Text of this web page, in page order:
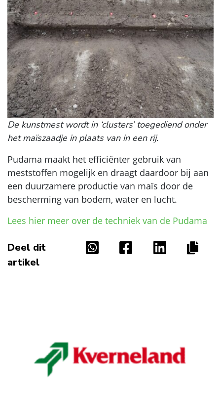
De kunstmest wordt in ‘clusters’ toegediend onder
het maïszaadje in plaats van in een rij.
Pudama maakt het efficiënter gebruik van
meststoffen mogelijk en draagt daardoor bij aan
een duurzamere productie van maïs door de
bescherming van bodem, water en lucht.
Lees hier meer over de techniek van de Pudama
Deel dit
artikel